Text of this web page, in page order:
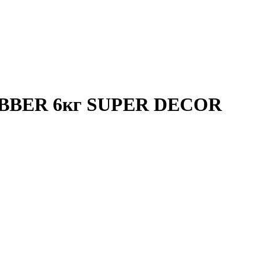
6кг SUPER DECOR